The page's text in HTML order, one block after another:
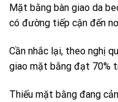
Mặt bằng bàn giao da
có đường tiếp cận đến
Cần nhắc lại, theo nghị
giao mặt bằng đạt 70%
Thiếu mặt bằng đang